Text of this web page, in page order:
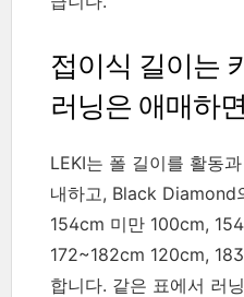
접이식 길이는
러닝은 애매하
LEKI는 폴 길이를 활동
내하고, Black Diamond
154cm 미만 100cm,
172~182cm 120cm,
합니다. 같은 표에서 러